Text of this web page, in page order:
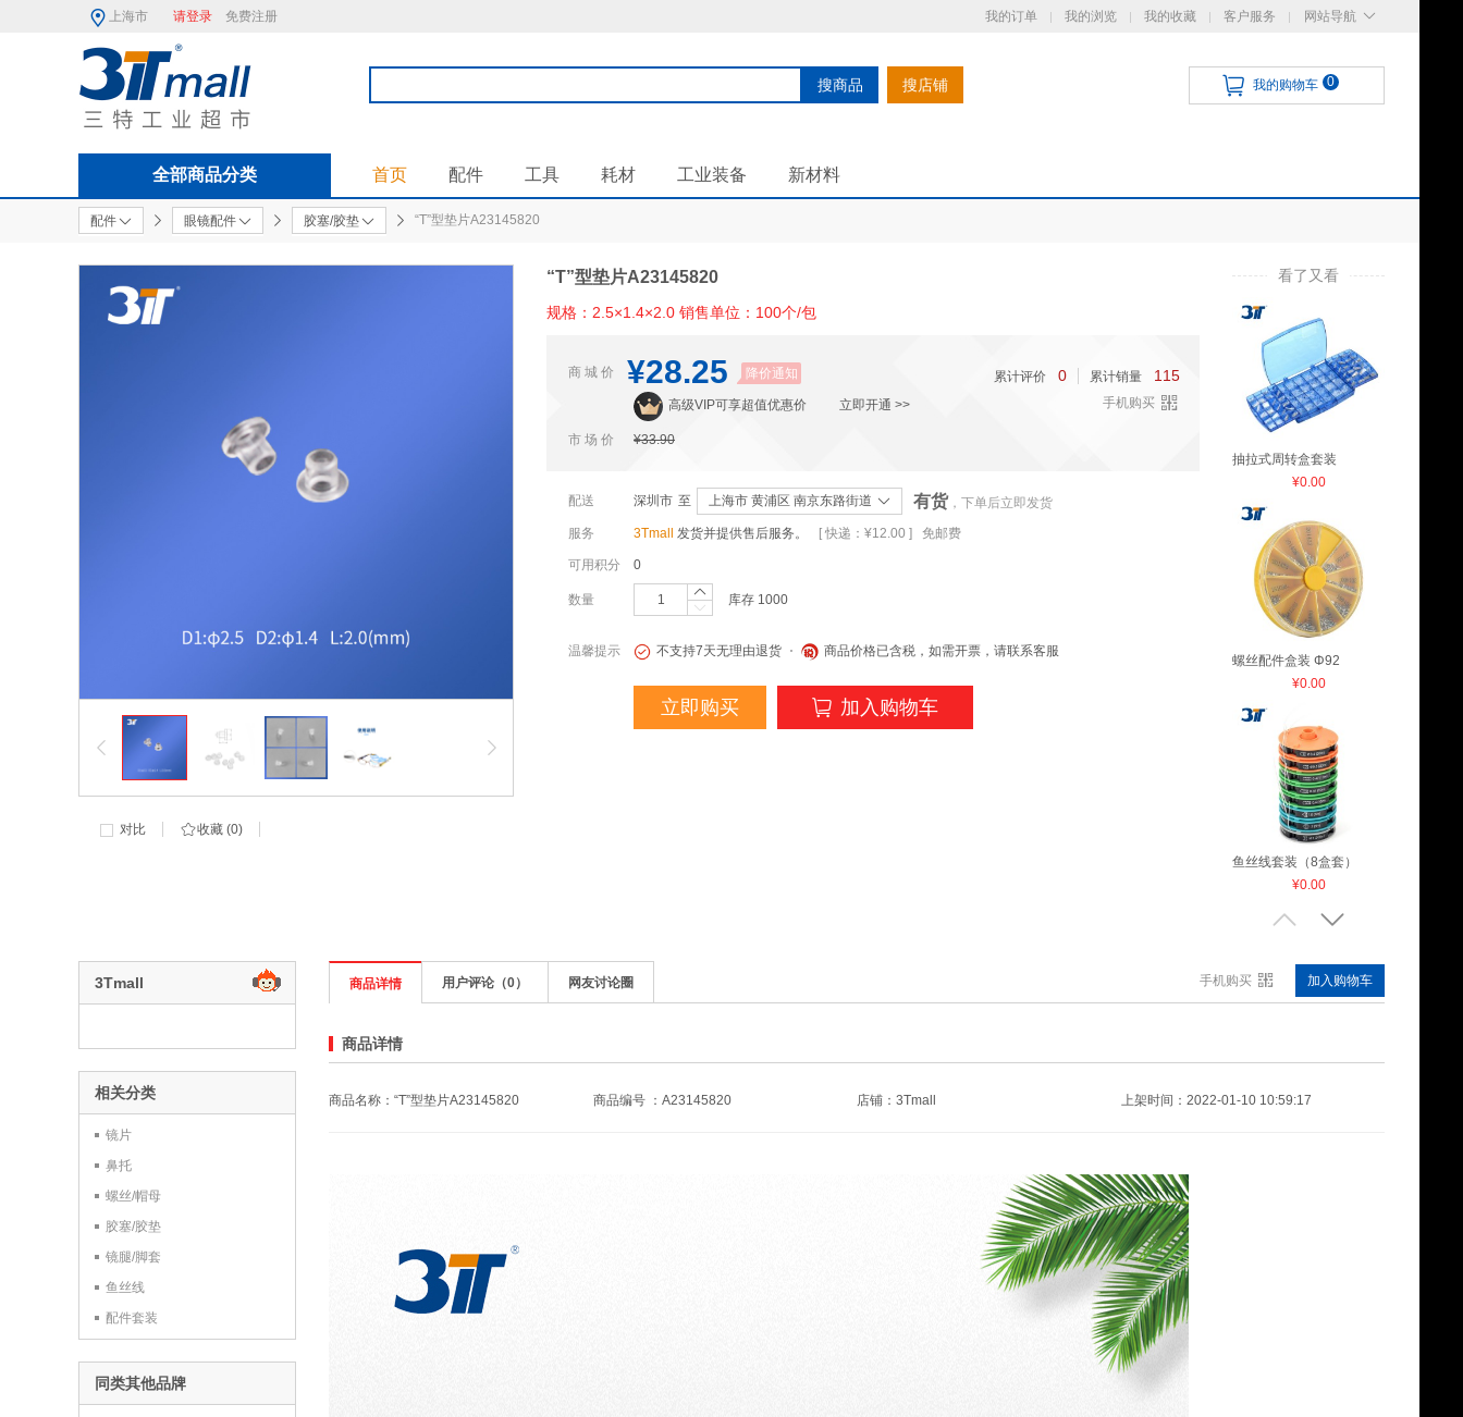
上海市 请登录 免费注册 我的订单 我的浏览 我的收藏 客户服务 网站导航
搜商品 搜店铺 我的购物车 0
全部商品分类 首页 配件 工具 耗材 工业装备 新材料
配件 眼镜配件 胶塞/胶垫 “T”型垫片A23145820
对比 收藏 (0)
“T”型垫片A23145820
规格：2.5×1.4×2.0 销售单位：100个/包
商 城 价 ¥28.25 降价通知
高级VIP可享超值优惠价 立即开通 >>
市 场 价 ¥33.90
累计评价 0 累计销量 115
手机购买
配送 深圳市 至 上海市 黄浦区 南京东路街道 有货 ，下单后立即发货
服务
3Tmall 发货并提供售后服务。 [ 快递：¥12.00 ] 免邮费
可用积分 0
数量 库存 1000
温馨提示 不支持7天无理由退货 商品价格已含税，如需开票，请联系客服
立即购买 加入购物车
看了又看
抽拉式周转盒套装
¥0.00
螺丝配件盒装 Φ92
¥0.00
鱼丝线套装（8盒套）
¥0.00
运动腿（中号)11141030
3Tmall
相关分类
镜片
鼻托
螺丝/帽母
胶塞/胶垫
镜腿/脚套
鱼丝线
配件套装
同类其他品牌
商品详情 用户评论（0） 网友讨论圈 手机购买 加入购物车
商品详情
商品名称：“T”型垫片A23145820 商品编号 ：A23145820 店铺： 3Tmall 上架时间：2022-01-10 10:59:17